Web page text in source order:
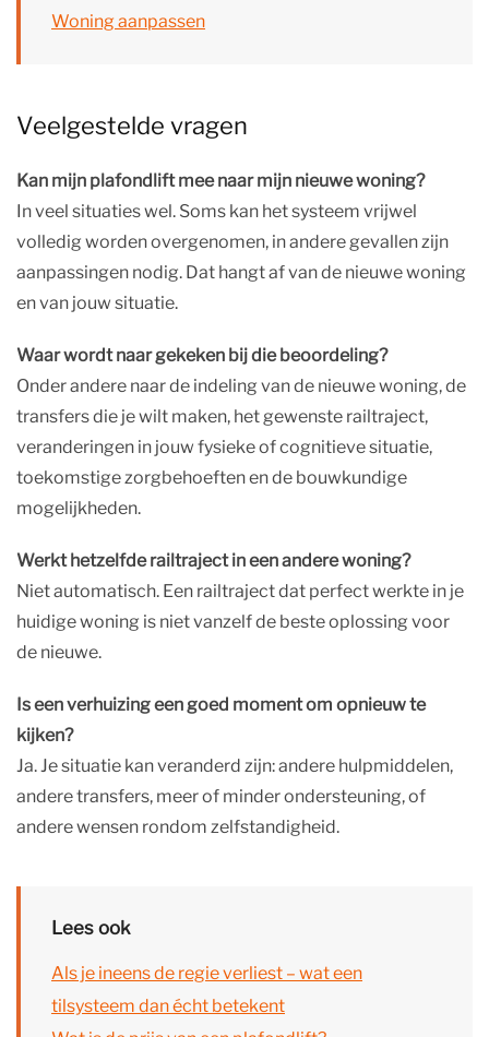
Woning aanpassen
Veelgestelde vragen
Kan mijn plafondlift mee naar mijn nieuwe woning?
In veel situaties wel. Soms kan het systeem vrijwel
volledig worden overgenomen, in andere gevallen zijn
aanpassingen nodig. Dat hangt af van de nieuwe woning
en van jouw situatie.
Waar wordt naar gekeken bij die beoordeling?
Onder andere naar de indeling van de nieuwe woning, de
transfers die je wilt maken, het gewenste railtraject,
veranderingen in jouw fysieke of cognitieve situatie,
toekomstige zorgbehoeften en de bouwkundige
mogelijkheden.
Werkt hetzelfde railtraject in een andere woning?
Niet automatisch. Een railtraject dat perfect werkte in je
huidige woning is niet vanzelf de beste oplossing voor
de nieuwe.
Is een verhuizing een goed moment om opnieuw te
kijken?
Ja. Je situatie kan veranderd zijn: andere hulpmiddelen,
andere transfers, meer of minder ondersteuning, of
andere wensen rondom zelfstandigheid.
Lees ook
Als je ineens de regie verliest – wat een
tilsysteem dan écht betekent